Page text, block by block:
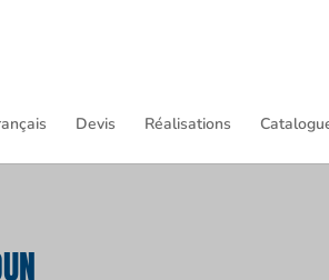
Devis Réalisations